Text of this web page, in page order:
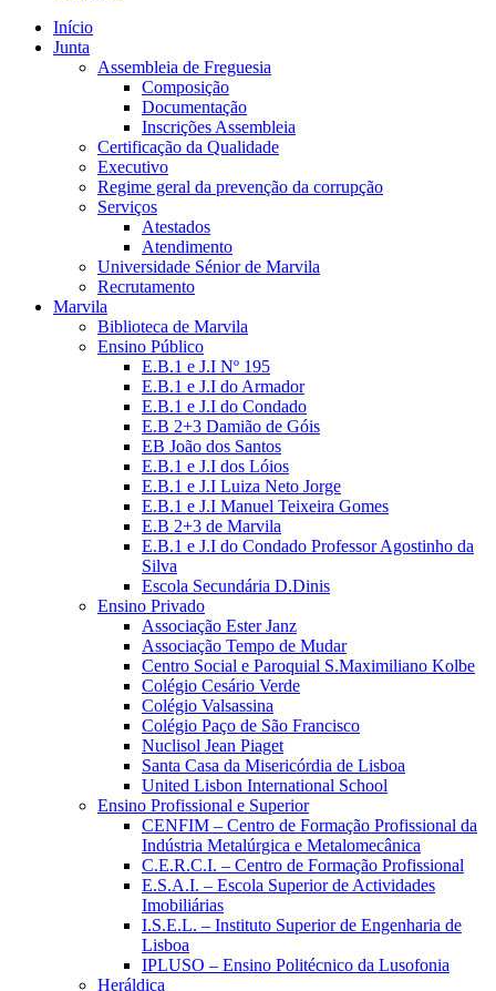
Início
Junta
Assembleia de Freguesia
Composição
Documentação
Inscrições Assembleia
Certificação da Qualidade
Executivo
Regime geral da prevenção da corrupção
Serviços
Atestados
Atendimento
Universidade Sénior de Marvila
Recrutamento
Marvila
Biblioteca de Marvila
Ensino Público
E.B.1 e J.I Nº 195
E.B.1 e J.I do Armador
E.B.1 e J.I do Condado
E.B 2+3 Damião de Góis
EB João dos Santos
E.B.1 e J.I dos Lóios
E.B.1 e J.I Luiza Neto Jorge
E.B.1 e J.I Manuel Teixeira Gomes
E.B 2+3 de Marvila
E.B.1 e J.I do Condado Professor Agostinho da
Silva
Escola Secundária D.Dinis
Ensino Privado
Associação Ester Janz
Associação Tempo de Mudar
Centro Social e Paroquial S.Maximiliano Kolbe
Colégio Cesário Verde
Colégio Valsassina
Colégio Paço de São Francisco
Nuclisol Jean Piaget
Santa Casa da Misericórdia de Lisboa
United Lisbon International School
Ensino Profissional e Superior
CENFIM – Centro de Formação Profissional da
Indústria Metalúrgica e Metalomecânica
C.E.R.C.I. – Centro de Formação Profissional
E.S.A.I. – Escola Superior de Actividades
Imobiliárias
I.S.E.L. – Instituto Superior de Engenharia de
Lisboa
IPLUSO – Ensino Politécnico da Lusofonia
Heráldica